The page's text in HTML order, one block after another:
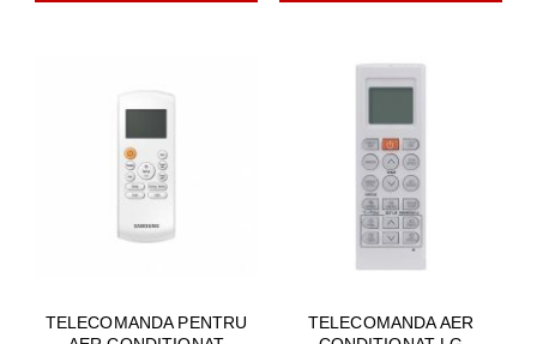
TELECOMANDA PENTRU
TELECOMANDA AER